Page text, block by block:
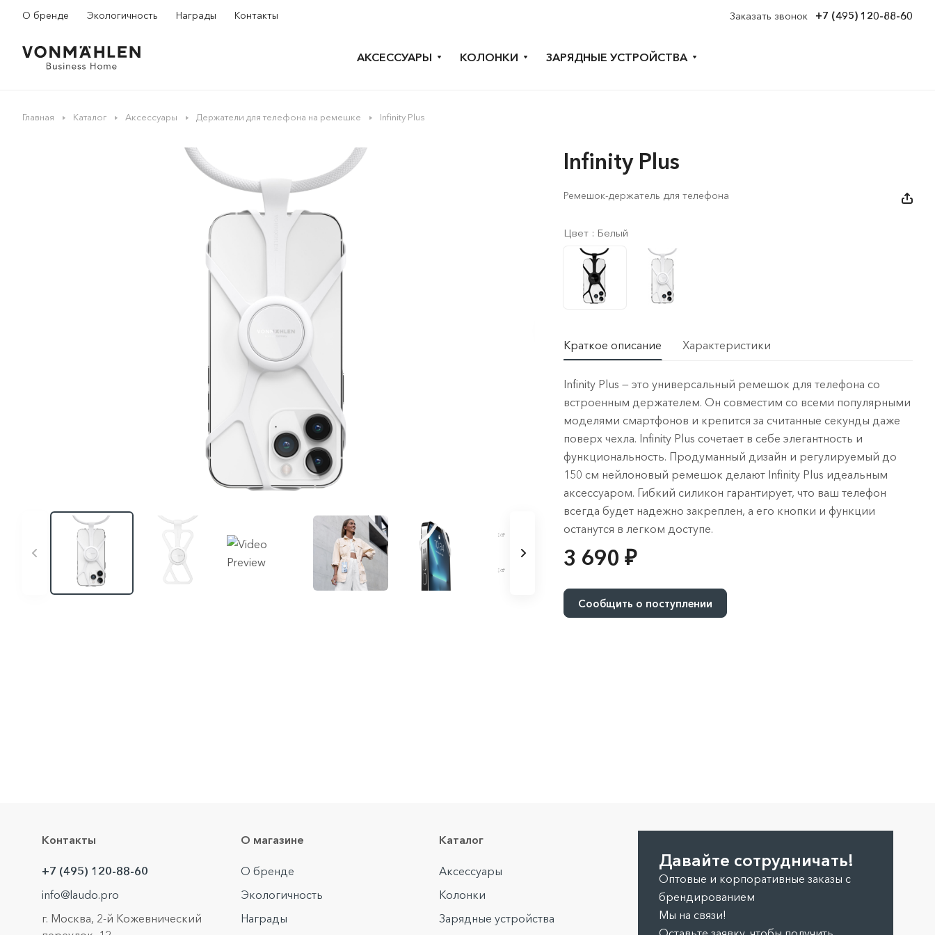
О бренде Экологичность Награды Контакты +7 (495) 120-88-60
Заказать звонок
АКСЕССУАРЫ КОЛОНКИ ЗАРЯДНЫЕ УСТРОЙСТВА
Главная Каталог Аксессуары Держатели для телефона на ремешке Infinity Plus
Infinity Plus
Ремешок-держатель для телефона
Цвет : Белый
Краткое описание Характеристики
Infinity Plus — это универсальный ремешок для телефона со
встроенным держателем. Он совместим со всеми популярными
моделями смартфонов и крепится за считанные секунды даже
поверх чехла. Infinity Plus сочетает в себе элегантность и
функциональность. Продуманный дизайн и регулируемый до
150 см нейлоновый ремешок делают Infinity Plus идеальным
аксессуаром. Гибкий силикон гарантирует, что ваш телефон
всегда будет надежно закреплен, а его кнопки и функции
останутся в легком доступе.
3 690 ₽
Сообщить о поступлении
Контакты
+7 (495) 120-88-60
info@laudo.pro
г. Москва, 2-й Кожевнический
О магазине
О бренде
Экологичность
Награды
Каталог
Аксессуары
Колонки
Зарядные устройства
Давайте сотрудничать!
Оптовые и корпоративные заказы с
брендированием
Мы на связи!